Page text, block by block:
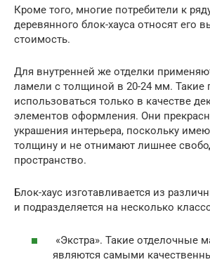
Кроме того, многие потребители к
деревянного блок-хауса относят его
стоимость.
Для внутренней же отделки
ламели с толщиной в 20-24 мм. Такие
использоваться только в качестве
элементов оформления. Они
украшения интерьера, поскольку
толщину и не отнимают лишнее
пространство.
Блок-хаус изготавливается из
и подразделяется на несколько
«Экстра». Такие отделочные
являются самыми